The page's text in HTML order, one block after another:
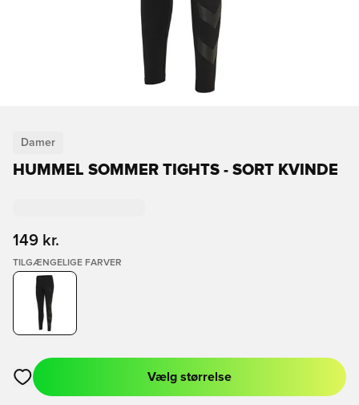
Damer
HUMMEL SOMMER TIGHTS - SORT KVINDE
149 kr.
TILGÆNGELIGE FARVER
Åbner en Modal til at logge ind eller tilmelde dig som medlem
Vælg størrelse